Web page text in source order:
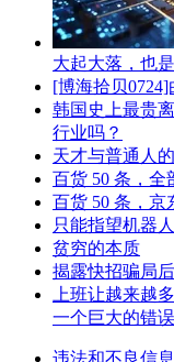
大起大落，也
[博海拾贝0724]
韩国史上最贵
行业吗？
天才与普通人
百货 50 条，全
百货 50 条，京
只能指望机器
贫穷的本质
揭露快招骗局
上班让越来越
一个巨大的错误